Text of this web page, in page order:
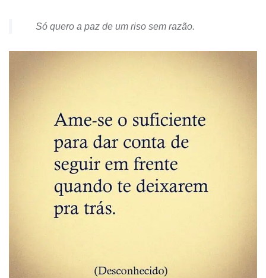
Só quero a paz de um riso sem razão.